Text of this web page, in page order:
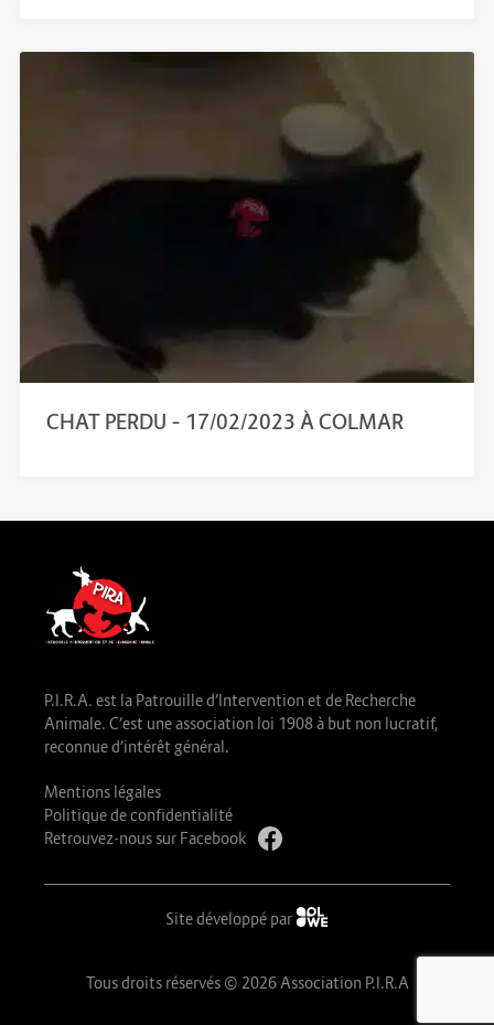
CHAT PERDU – 17/02/2023 À COLMAR
P.I.R.A. est la Patrouille d’Intervention et de Recherche
Animale. C’est une association loi 1908 à but non lucratif,
reconnue d’intérêt général.
Mentions légales
Politique de confidentialité
Retrouvez-nous sur Facebook
Site développé par
Tous droits réservés © 2026 Association P.I.R.A